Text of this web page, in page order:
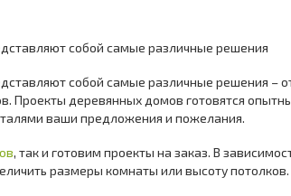
собой самые различные решения
собой самые различные решения –
Проекты деревянных домов готовятся
ваши предложения и пожелания.
, так и готовим проекты на заказ. В
размеры комнаты или высоту потолков.